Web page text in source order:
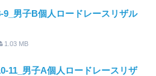
男子B個人ロードレースリザル
1.03 MB
11_男子A個人ロードレースリザ